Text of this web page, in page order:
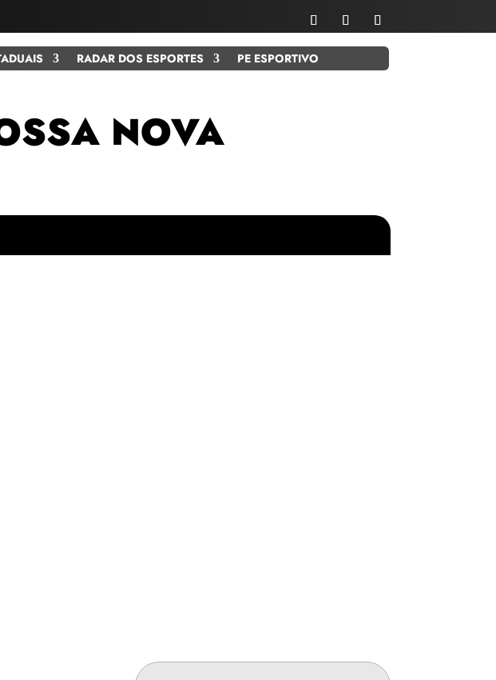
RADAR DOS ESPORTES PE ESPORTIVO
NOVA